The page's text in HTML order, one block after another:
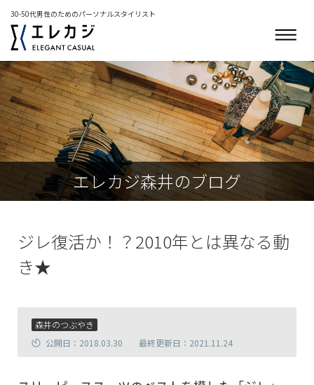
30-50代男性のためのパーソナルスタイリスト
エレカジ森井のブログ
ジレ復活か！？2010年とは異なる動
き★
森井のつぶやき
公開日：2018.03.30
最終更新日：2021.11.24